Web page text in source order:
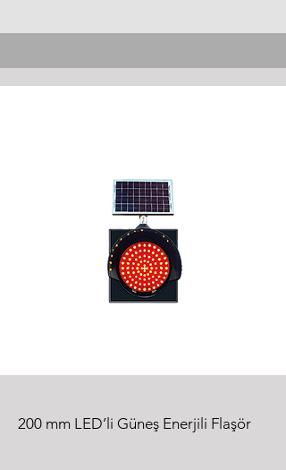
200 mm LED’li Güneş Enerjili Flaşör